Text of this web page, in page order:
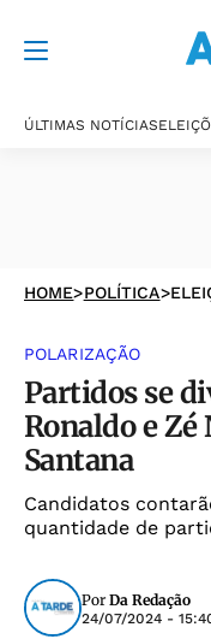
ÚLTIMAS NOTÍCIAS
HOME>POLÍTICA>
POLARIZAÇÃO
Partidos se
Ronaldo e Zé
Santana
Candidatos
quantidade de
Por Da Redação
24/07/2024 -